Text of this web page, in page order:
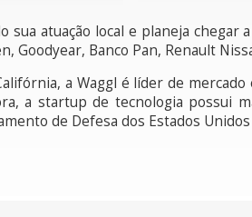
sua atuação local e planeja
Goodyear, Banco Pan, Renault
a Waggl é líder de
a startup de tecnologia possui
de Defesa dos Estados